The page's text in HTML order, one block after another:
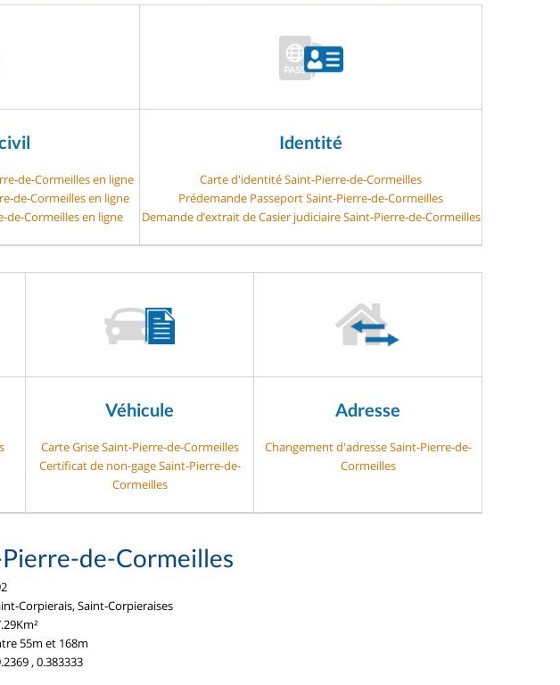
de-Cormeilles en ligne
de-Cormeilles en ligne
de-Cormeilles en ligne
Identité
Carte d'identité Saint-Pierre-de-Cormeilles
Prédemande Passeport Saint-Pierre-de-Cormeilles
Demande d’extrait de Casier judiciaire Saint-Pierre-de-Cormeilles
Véhicule
Carte Grise Saint-Pierre-de-Cormeilles
Certificat de non-gage Saint-Pierre-de-
Cormeilles
Adresse
Changement d'adresse Saint-Pierre-de-
Cormeilles
de-Cormeilles
Corpierais, Saint-Corpieraises
55m et 168m
, 0.383333